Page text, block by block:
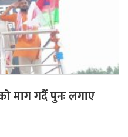
माग गर्दै पुनः लगाए